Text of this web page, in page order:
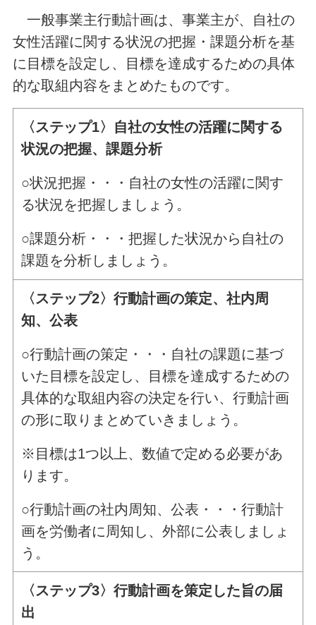
一般事業主行動計画は、 事業主が、自社の
女性活躍に関する状況の把握・課題分析を基
に目標を設定し、目標を達成するための具体
的な取組内容をまとめたものです。
〈ステップ1〉自社の女性の活躍に関する
状況の把握、課題分析
○状況把握・・・自社の女性の活躍に関す
る状況を把握しましょう。
○課題分析・・・把握した状況から自社の
課題を分析しましょう。
〈ステップ2〉行動計画の策定、社内周
知、公表
○行動計画の策定・・・自社の課題に基づ
いた目標を設定し、目標を達成するための
具体的な取組内容の決定を行い、行動計画
の形に取りまとめていきましょう。
※目標は1つ以上、数値で定める必要があ
ります。
○行動計画の社内周知、公表・・・行動計
画を労働者に周知し、外部に公表しましょ
う。
〈ステップ3〉行動計画を策定した旨の届
出